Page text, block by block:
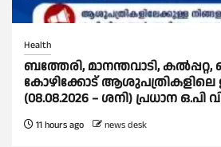
Health
ബത്തേരി, മാനന്തവാടി,
കോഴിക്കോട് ആശുപത്രികളിലെ
(08.08.2026 – ശനി) പ്രധാന
11 hours ago news desk